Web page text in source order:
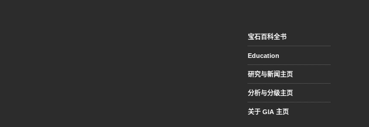
宝石百科全书
Education
研究与新闻主页
分析与分级主页
关于 GIA 主页